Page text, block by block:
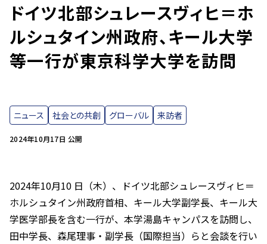
ドイツ北部シュレースヴィヒ＝ホ
ルシュタイン州政府、キール大学
等一行が東京科学大学を訪問
2024年10月17日 公開
ニュース 社会との共創 グローバル 来訪者
2024年10月10 日（木）、ドイツ北部シュレースヴィヒ＝
ホルシュタイン州政府首相、キール大学副学長、キール大
学医学部長を含む一行が、本学湯島キャンパスを訪問し、
田中学長、森尾理事・副学長（国際担当）らと会談を行い